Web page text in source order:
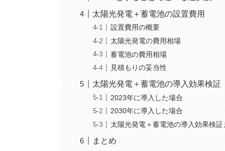
太陽光発電＋蓄電池の設置費用
設置費用の概要
太陽光発電の費用相場
蓄電池の費用相場
見積もりの妥当性
太陽光発電＋蓄電池の導入効果検証
2023年に導入した場合
2030年に導入した場合
太陽光発電＋蓄電池の導入効果検証
まとめ